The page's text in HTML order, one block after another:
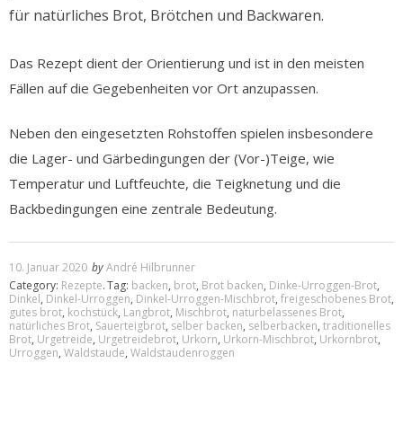
für natürliches Brot, Brötchen und Backwaren.
Das Rezept dient der Orientierung und ist in den meisten
Fällen auf die Gegebenheiten vor Ort anzupassen.
Neben den eingesetzten Rohstoffen spielen insbesondere
die Lager- und Gärbedingungen der (Vor-)Teige, wie
Temperatur und Luftfeuchte, die Teigknetung und die
Backbedingungen eine zentrale Bedeutung.
10. Januar 2020 byAndré Hilbrunner
Category: Rezepte.Tag: backen, brot, Brot backen, Dinke-Urroggen-Brot,
Dinkel, Dinkel-Urroggen, Dinkel-Urroggen-Mischbrot, freigeschobenes Brot,
gutes brot, kochstück, Langbrot, Mischbrot, naturbelassenes Brot,
natürliches Brot, Sauerteigbrot, selber backen, selberbacken, traditionelles
Brot, Urgetreide, Urgetreidebrot, Urkorn, Urkorn-Mischbrot, Urkornbrot,
Urroggen, Waldstaude, Waldstaudenroggen